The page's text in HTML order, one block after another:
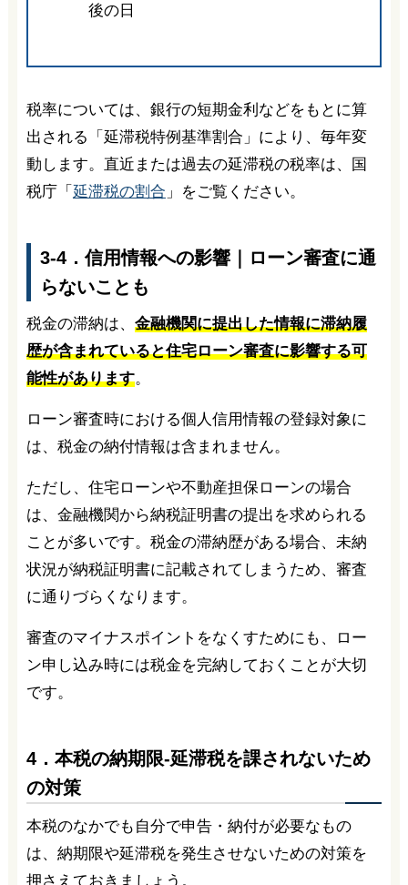
後の日
税率については、銀行の短期金利などをもとに算
出される「延滞税特例基準割合」により、毎年変
動します。直近または過去の延滞税の税率は、国
税庁「 延滞税の割合 」をご覧ください。
3-4．信用情報への影響｜ローン審査に通
らないことも
税金の滞納は、 金融機関に提出した情報に滞納履
歴が含まれていると住宅ローン審査に影響する可
能性があります。
ローン審査時における個人信用情報の登録対象に
は、税金の納付情報は含まれません。
ただし、住宅ローンや不動産担保ローンの場合
は、金融機関から納税証明書の提出を求められる
ことが多いです。税金の滞納歴がある場合、未納
状況が納税証明書に記載されてしまうため、審査
に通りづらくなります。
審査のマイナスポイントをなくすためにも、ロー
ン申し込み時には税金を完納しておくことが大切
です。
4．本税の納期限-延滞税を課されないため
の対策
本税のなかでも自分で申告・納付が必要なもの
は、納期限や延滞税を発生させないための対策を
押さえておきましょう。